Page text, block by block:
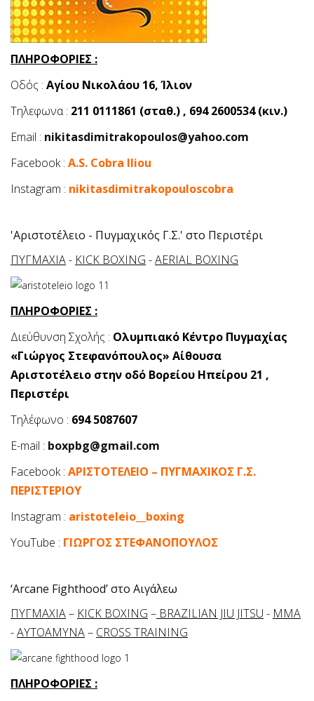
ΠΛΗΡΟΦΟΡΙΕΣ :
Οδός : Αγίου Νικολάου 16, Ίλιον
Τηλεφωνα : 211 0111861 (σταθ.) , 694 2600534 (κιν.)
Email : nikitasdimitrakopoulos@yahoo.com
Facebook : A.S. Cobra Iliou
Instagram : nikitasdimitrakopouloscobra
'Αριστοτέλειο - Πυγμαχικός Γ.Σ.' στο Περιστέρι
ΠΥΓΜΑΧΙΑ- KICK BOXING -AERIAL BOXING
ΠΛΗΡΟΦΟΡΙΕΣ :
Διεύθυνση Σχολής : Ολυμπιακό Κέντρο Πυγμαχίας
«Γιώργος Στεφανόπουλος» Αίθουσα
Αριστοτέλειο στην οδό Βορείου Ηπείρου 21 ,
Περιστέρι
Τηλέφωνο : 694 5087607
E-mail : boxpbg@gmail.com
Facebook : ΑΡΙΣΤΟΤΕΛΕΙΟ – ΠΥΓΜΑΧΙΚΟΣ Γ.Σ.
ΠΕΡΙΣΤΕΡΙΟΥ
Instagram : aristoteleio__boxing
YouTube : ΓΙΩΡΓΟΣ ΣΤΕΦΑΝΟΠΟΥΛΟΣ
‘Arcane Fighthood’ στο Αιγάλεω
ΠΥΓΜΑΧΙΑ– KICK BOXING – BRAZILIAN JIU JITSU - MMA
-AYTOAMYNA– CROSS TRAINING
ΠΛΗΡΟΦΟΡΙΕΣ :